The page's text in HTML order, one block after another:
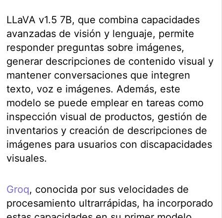
LLaVA v1.5 7B, que combina capacidades
avanzadas de visión y lenguaje, permite
responder preguntas sobre imágenes,
generar descripciones de contenido visual y
mantener conversaciones que integren
texto, voz e imágenes. Además, este
modelo se puede emplear en tareas como
inspección visual de productos, gestión de
inventarios y creación de descripciones de
imágenes para usuarios con discapacidades
visuales.
Groq, conocida por sus velocidades de
procesamiento ultrarrápidas, ha incorporado